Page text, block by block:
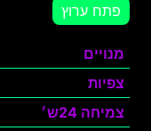
פתח ערוץ
מנויים
צפיות
צמיחה 24ש׳